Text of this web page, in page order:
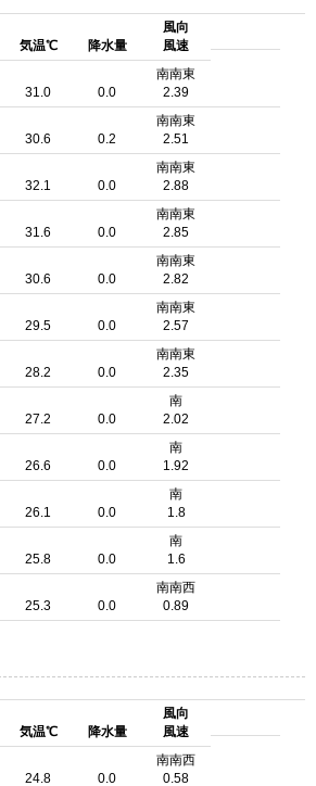
気温℃ 降水量
風向
風速
31.0 0.0
南南東
2.39
30.6 0.2
南南東
2.51
32.1 0.0
南南東
2.88
31.6 0.0
南南東
2.85
30.6 0.0
南南東
2.82
29.5 0.0
南南東
2.57
28.2 0.0
南南東
2.35
27.2 0.0
南
2.02
26.6 0.0
南
1.92
26.1 0.0
南
1.8
25.8 0.0
南
1.6
25.3 0.0
南南西
0.89
気温℃ 降水量
風向
風速
24.8 0.0
南南西
0.58